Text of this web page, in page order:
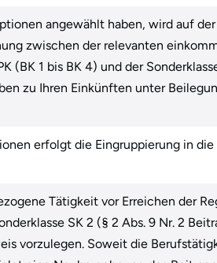
angewählt haben, wird auf
zwischen der relevanten
(BK 1 bis BK 4) und der
zu Ihren Einkünften unter
erfolgt die Eingruppierung in die
Tätigkeit vor Erreichen der
SK 2 (§ 2 Abs. 9 Nr. 2
vorzulegen. Soweit die